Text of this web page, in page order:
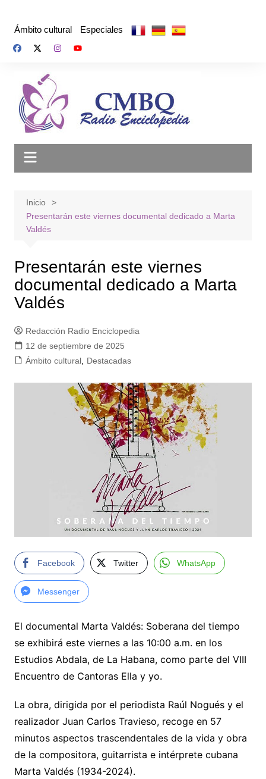
Ámbito cultural Especiales
Inicio
Presentarán este viernes documental dedicado a Marta
Valdés
Presentarán este viernes
documental dedicado a Marta
Valdés
Redacción Radio Enciclopedia
12 de septiembre de 2025
Ámbito cultural, Destacadas
Facebook Twitter WhatsApp
Messenger
El documental Marta Valdés: Soberana del tiempo
se exhibirá este viernes a las 10:00 a.m. en los
Estudios Abdala, de La Habana, como parte del VIII
Encuentro de Cantoras Ella y yo.
La obra, dirigida por el periodista Raúl Nogués y el
realizador Juan Carlos Travieso, recoge en 57
minutos aspectos trascendentales de la vida y obra
de la compositora, guitarrista e intérprete cubana
Marta Valdés (1934-2024).